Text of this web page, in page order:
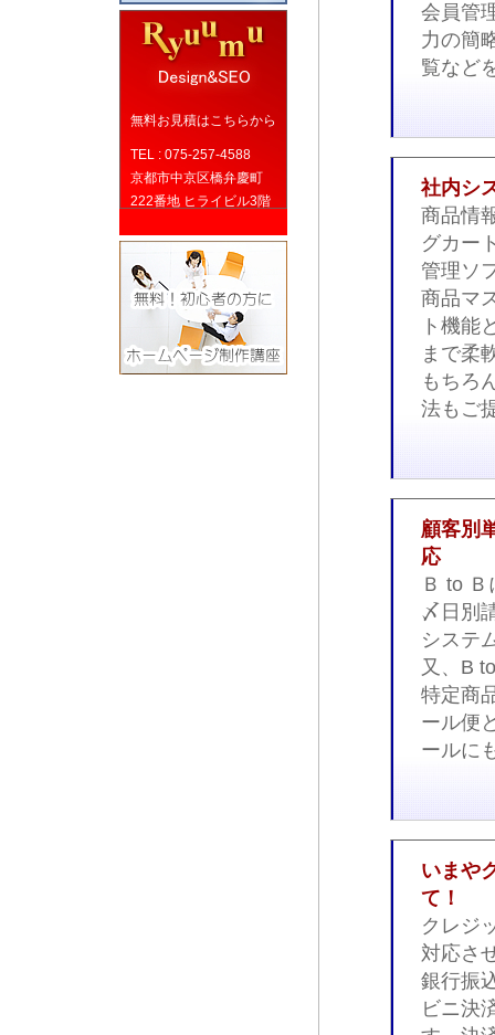
会員管
力の簡
覧など
社内シ
商品情
グカー
管理ソ
商品マ
ト機能
まで柔
もちろ
法もご
顧客別
応
Ｂ to
〆日別
システ
又、B
特定商
ール便
ールに
いまや
て！
クレジ
対応さ
銀行振
ビニ決
無料お見積はこちらから
TEL : 075-257-4588
京都市中京区橋弁慶町
222番地 ヒライビル3階